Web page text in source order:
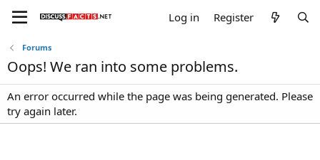
Log in Register
Forums
Oops! We ran into some problems.
An error occurred while the page was being generated. Please
try again later.